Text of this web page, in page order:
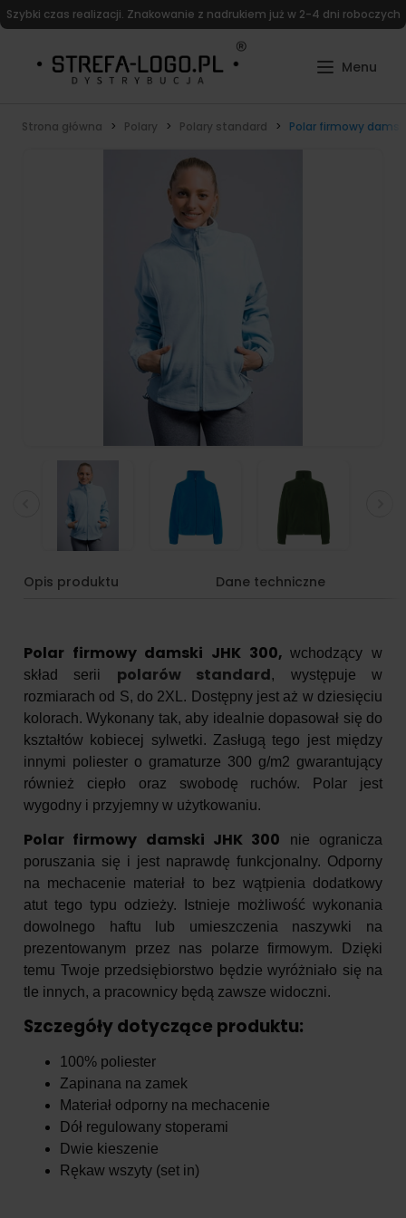
Szybki czas realizacji. Znakowanie z nadrukiem już w 2-4 dni roboczych
Strona główna Polary Polary standard Polar firmowy
Opis produktu Dane techniczne
Polar firmowy damski JHK 300,wchodzący w
skład serii polarów standard, występuje w
rozmiarach od S, do 2XL. Dostępny jest aż w dziesięciu
kolorach. Wykonany tak, aby idealnie dopasował się do
kształtów kobiecej sylwetki. Zasługą tego jest między
innymi poliester o gramaturze 300 g/m2 gwarantujący
również ciepło oraz swobodę ruchów. Polar jest
wygodny i przyjemny w użytkowaniu.
Polar firmowy damski JHK 300 nie ogranicza
poruszania się i jest naprawdę funkcjonalny. Odporny
na mechacenie materiał to bez wątpienia dodatkowy
atut tego typu odzieży. Istnieje możliwość wykonania
dowolnego haftu lub umieszczenia naszywki na
prezentowanym przez nas polarze firmowym. Dzięki
temu Twoje przedsiębiorstwo będzie wyróżniało się na
tle innych, a pracownicy będą zawsze widoczni.
Szczegóły dotyczące produktu:
100% poliester
Zapinana na zamek
Materiał odporny na mechacenie
Dół regulowany stoperami
Dwie kieszenie
Rękaw wszyty (set in)